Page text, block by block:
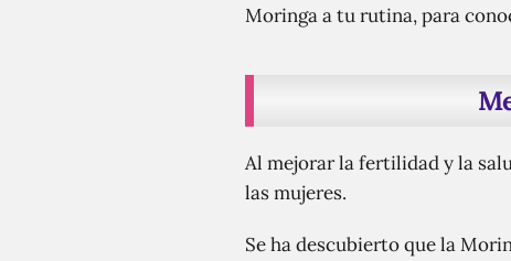
Moringa a tu rutina, para
Al mejorar la fertilidad y la
las mujeres.
Se ha descubierto que la